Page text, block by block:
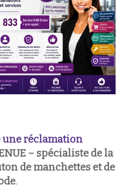
réclamation
– spécialiste de la
de manchettes et de
.